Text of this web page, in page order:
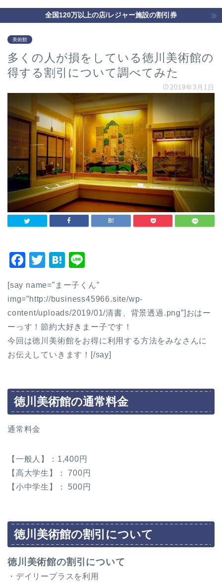
全国120万以上の店/レジャー施設の割引券
美術館
多くの人が損をしている徳川美術館の
得する割引について調べてみた
2019年3月1日
F
c
e
b
o
o
T
tt
er
H
e
n
a
e
[say name=”まー子くん”
img=”http://business45966.site/wp-
content/uploads/2019/01/清書、背景透過.png”]おはー
ーっす！節約大好きまー子です！
今回は徳川美術館をお得に利用する方法をみなさんに
お伝えしていきます！[/say]
徳川美術館の通常料金
通常料金
【一般人】：1,400円
【高大学生】： 700円
【小中学生】： 500円
徳川美術館の割引について
徳川美術館の割引について
・デイリープラスを利用